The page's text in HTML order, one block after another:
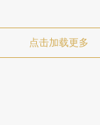
点击加载更多